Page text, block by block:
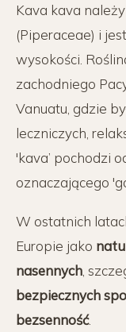
Kava kava
(Piperaceae) i
wysokości.
zachodniego
Vanuatu, gdzie
leczniczych,
'kava’ pochodzi
oznaczającego
W ostatnich
Europie jako
nasennych ,
bezpiecznych
bezsenność.